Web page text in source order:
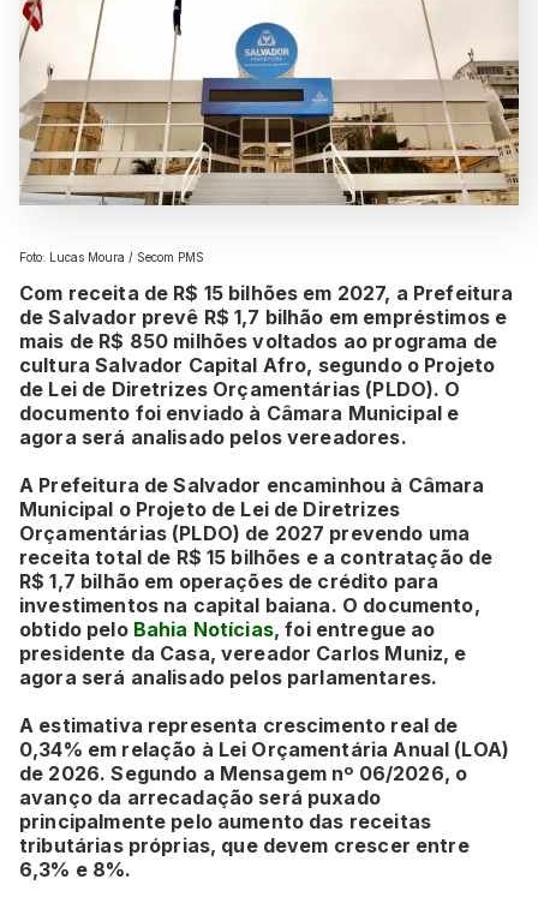
Foto: Lucas Moura / Secom PMS
Com receita de R$ 15 bilhões em 2027, a Prefeitura
de Salvador prevê R$ 1,7 bilhão em empréstimos e
mais de R$ 850 milhões voltados ao programa de
cultura Salvador Capital Afro, segundo o Projeto
de Lei de Diretrizes Orçamentárias (PLDO). O
documento foi enviado à Câmara Municipal e
agora será analisado pelos vereadores.
A Prefeitura de Salvador encaminhou à Câmara
Municipal o Projeto de Lei de Diretrizes
Orçamentárias (PLDO) de 2027 prevendo uma
receita total de R$ 15 bilhões e a contratação de
R$ 1,7 bilhão em operações de crédito para
investimentos na capital baiana. O documento,
obtido pelo Bahia Notícias, foi entregue ao
presidente da Casa, vereador Carlos Muniz, e
agora será analisado pelos parlamentares.
A estimativa representa crescimento real de
0,34% em relação à Lei Orçamentária Anual (LOA)
de 2026. Segundo a Mensagem nº 06/2026, o
avanço da arrecadação será puxado
principalmente pelo aumento das receitas
tributárias próprias, que devem crescer entre
6,3% e 8%.